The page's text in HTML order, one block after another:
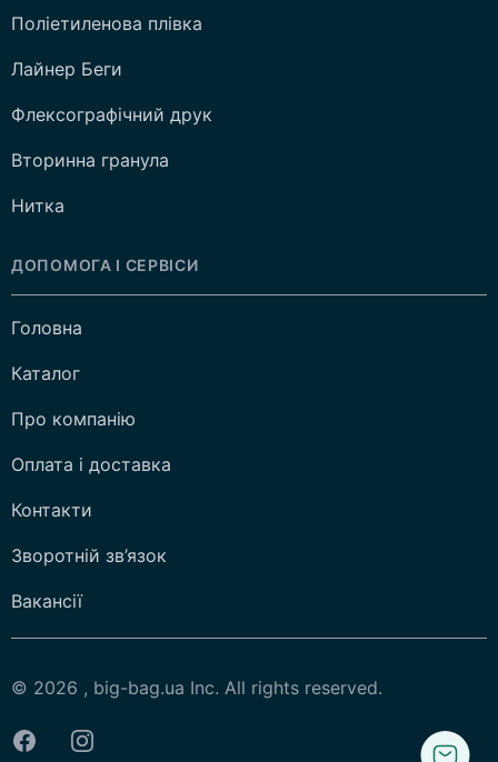
Поліетиленова плівка
Лайнер Беги
Флексографічний друк
Вторинна гранула
Нитка
ДОПОМОГА І СЕРВІСИ
Головна
Каталог
Про компанію
Оплата і доставка
Контакти
Зворотній зв’язок
Вакансії
© 2026 , big-bag.ua Inc. All rights reserved.